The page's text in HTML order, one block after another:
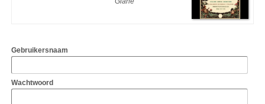
Gebruikersnaam
Wachtwoord